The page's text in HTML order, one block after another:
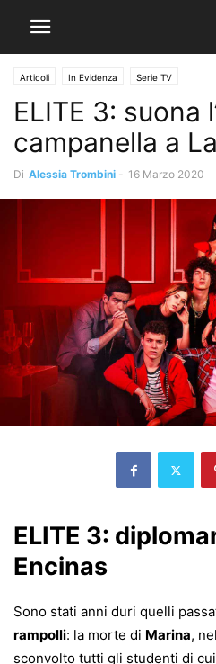
Articoli In Evidenza Serie TV
ELITE 3: suona
campanella a
Di Alessia Trombini - 16 Marzo 2020
ELITE 3:
Encinas
Sono stati anni duri quelli
rampolli: la morte di Marina,
sconvolto tutti gli studenti di